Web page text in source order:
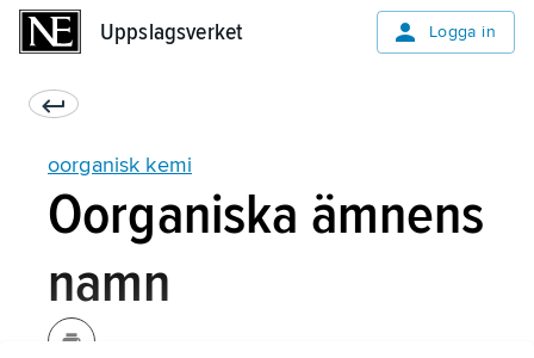
Uppslagsverket Logga in
oorganisk kemi
Oorganiska ämnens
namn